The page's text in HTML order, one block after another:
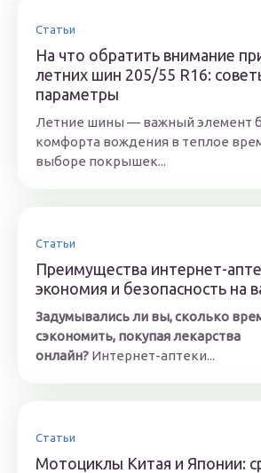
Статьи
На что обратить внимание
летних шин 205/55 R16:
параметры
Летние шины — важный элемент
комфорта вождения в теплое
выборе покрышек...
Статьи
Преимущества интернет-
экономия и безопасность на
Задумывались ли вы, сколько
сэкономить, покупая лекарства
онлайн? Интернет-аптеки...
Статьи
Мотоциклы Китая и Японии: